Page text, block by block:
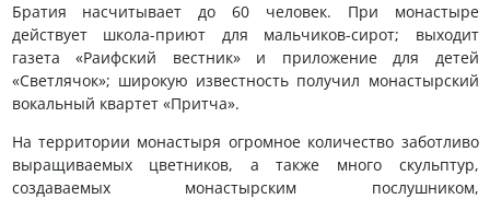
Братия насчитывает до 60 человек. При монастыре
действует школа-приют для мальчиков-сирот; выходит
газета «Раифский вестник» и приложение для детей
«Светлячок»; широкую известность получил монастырский
вокальный квартет «Притча».
На территории монастыря огромное количество заботливо
выращиваемых цветников, а также много скульптур,
создаваемых монастырским послушником,